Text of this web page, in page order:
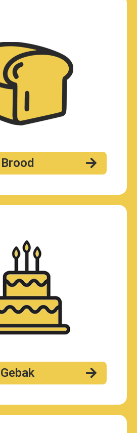
Brood
Gebak